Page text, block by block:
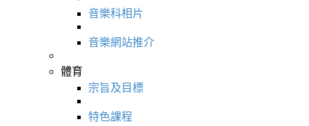
音樂科相片
音樂網站推介
體育
宗旨及目標
特色課程